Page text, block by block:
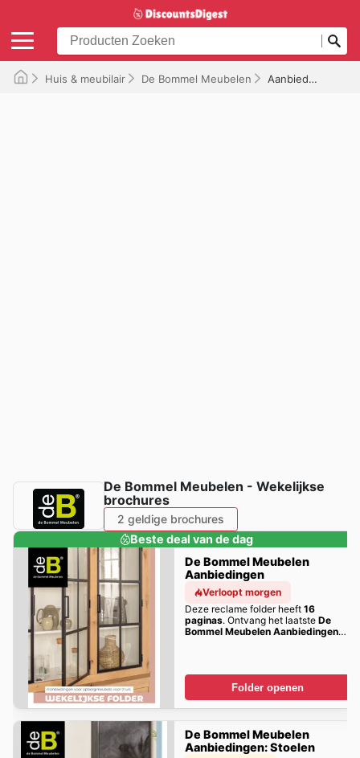
Huis & meubilair De Bommel Meubelen Aanbiedingen
De Bommel Meubelen - Wekelijkse
brochures
2 geldige brochures
Beste deal van de dag
De Bommel Meubelen
Aanbiedingen
Verloopt morgen
Deze reclame folder heeft 16
paginas. Ontvang het laatste De
Bommel Meubelen Aanbiedingen
Folder openen
De Bommel Meubelen
Aanbiedingen: Stoelen